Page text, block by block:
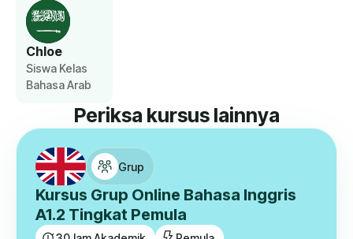
Chloe
Siswa Kelas
Bahasa Arab
Periksa kursus lainnya
Grup
Kursus Grup Online Bahasa Inggris
A1.2 Tingkat Pemula